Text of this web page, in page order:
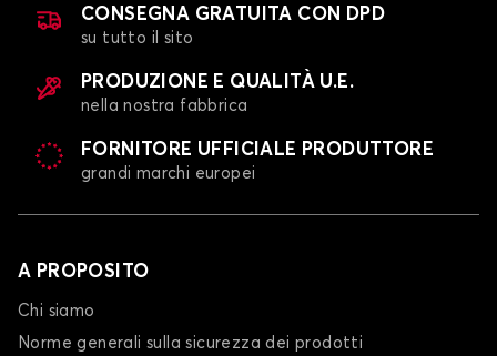
CONSEGNA GRATUITA CON DPD
su tutto il sito
PRODUZIONE E QUALITÀ U.E.
nella nostra fabbrica
FORNITORE UFFICIALE PRODUTTORE
grandi marchi europei
A PROPOSITO
Chi siamo
Norme generali sulla sicurezza dei prodotti